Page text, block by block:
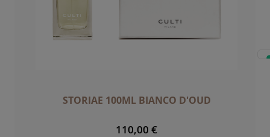
STORIAE 100ML BIANCO D'OUD
110,00 €